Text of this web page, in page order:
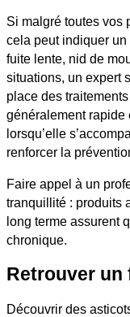
Si malgré toutes vos
cela peut indiquer
fuite lente, nid de
situations, un expert
place des
généralement rapide
lorsqu’elle
renforcer la
Faire appel à un
tranquillité : produits
long terme assurent
chronique.
Retrouver un
Découvrir des